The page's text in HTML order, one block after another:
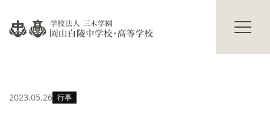
進路の行事
2023.05.26 行事